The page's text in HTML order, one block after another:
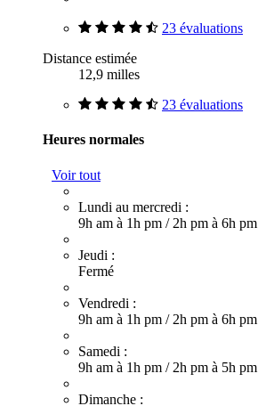
23 évaluations
Distance estimée
12,9 milles
23 évaluations
Heures normales
Voir tout
Lundi au mercredi :
9h am à 1h pm / 2h pm à 6h pm
Jeudi :
Fermé
Vendredi :
9h am à 1h pm / 2h pm à 6h pm
Samedi :
9h am à 1h pm / 2h pm à 5h pm
Dimanche :